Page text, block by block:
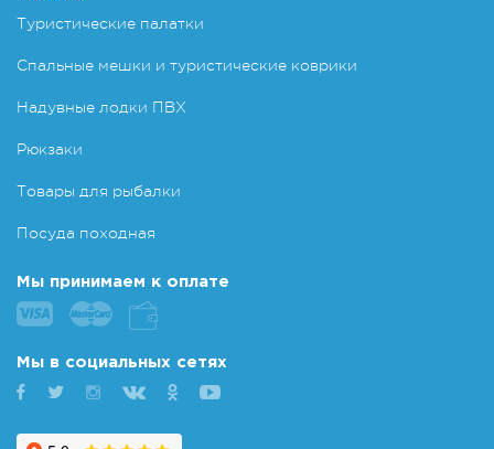
Туристические палатки
Спальные мешки и туристические коврики
Надувные лодки ПВХ
Рюкзаки
Товары для рыбалки
Посуда походная
Мы принимаем к оплате
Мы в социальных сетях